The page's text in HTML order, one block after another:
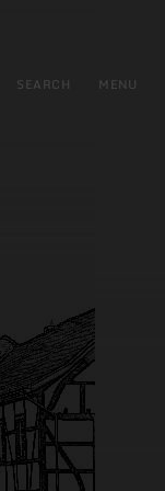
SEARCH MENU